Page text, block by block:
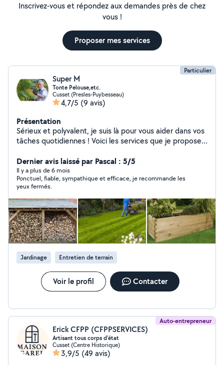
Inscrivez-vous et répondez aux demandes près de chez
vous !
Proposer mes services
Particulier
Super M
Tonte Pelouse,etc.
Cusset (Presles-Puybesseau)
4,7/5 (9 avis)
Présentation
Sérieux et polyvalent, je suis là pour vous aider dans vos
tâches quotidiennes ! Voici les services que je propose :
déchets, fabrication de bacs, rangement de bois Petit
bricolage : Réparations, montage de meubles, divers
travaux Déménagement : Aide pour emballer,
transporter Gardiennage d'animaux : Soins pour chats,
poules, lapins, petits chiens. Garde maison : Surveillance
pendant vos absences Contactez-moi pour toute
question ou devis personnalisé.
Dernier avis laissé par Pascal : 5/5
Il y a plus de 6 mois
Ponctuel, fiable, sympathique et efficace, je recommande les
yeux fermés.
Jardinage Entretien de terrain
Voir le profil Contacter
Auto-entrepreneur
Erick CFPP (CFPPSERVICES)
Artisant tous corps d'état
Cusset (Centre Historique)
3,9/5 (49 avis)